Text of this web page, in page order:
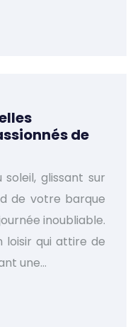
de
glissant sur
de votre barque
inoubliable.
loisir qui attire de
une…